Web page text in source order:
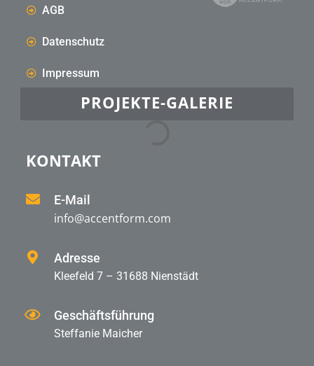
AGB
Datenschutz
Impressum
PROJEKTE-GALERIE